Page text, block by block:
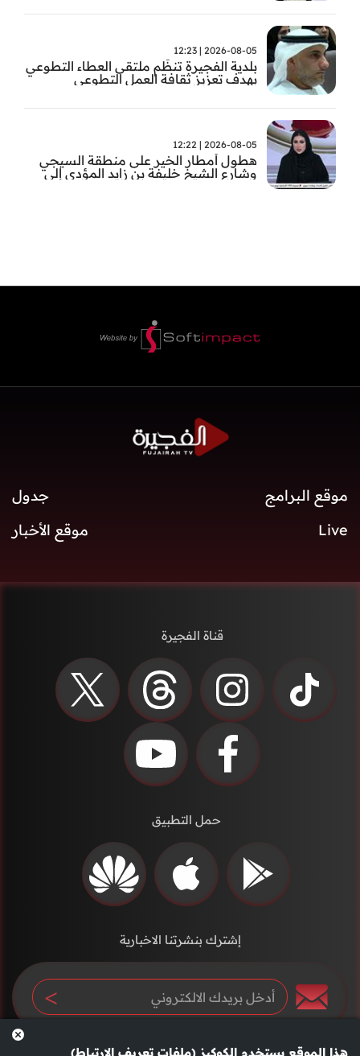
2026-08-05 | 12:23
بلدية الفجيرة تنظّم ملتقى العطاء التطوعي
بهدف تعزيز ثقافة العمل التطوعي
2026-08-05 | 12:22
هطول أمطار الخير على منطقة السيجي
وشارع الشيخ خليفة بن زايد المؤدي إلى
هذا الموقع يستخدم الكوكيز (ملفات تعريف الارتباط)
موقع البرامج
جدول
Live
موقع الأخبار
قناة الفجيرة
حمل التطبيق
إشترك بنشرتنا الاخبارية